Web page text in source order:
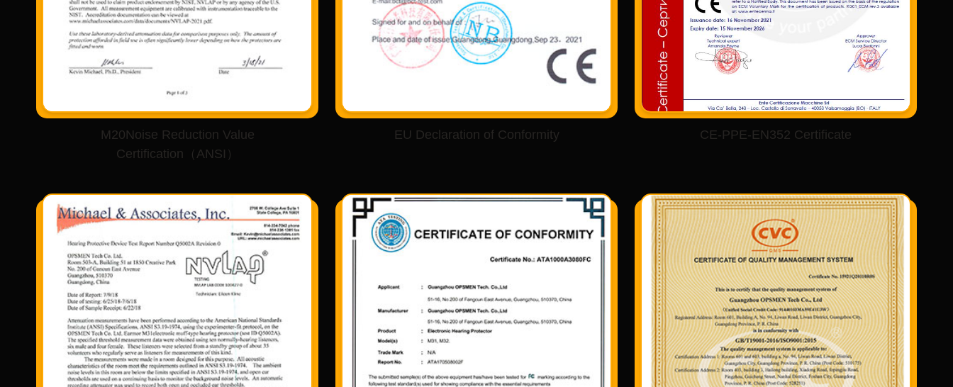
M20Noise Reduction Value
Certification（ANSI）
EU Declaration of Conformity CE-PPE-EN352 Certificate